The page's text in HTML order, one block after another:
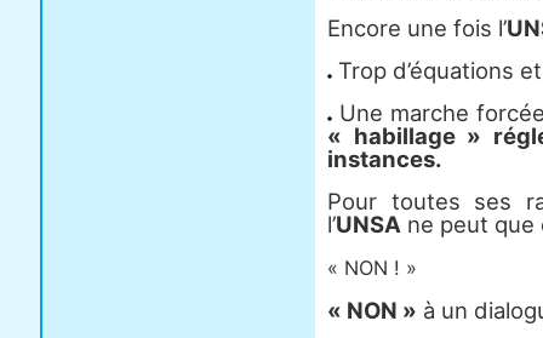
Encore une fois l’
Trop d’équations
Une marche
« habillage »
instances.
Pour toutes ses
l’UNSA ne peut que
« NON ! »
« NON » à un